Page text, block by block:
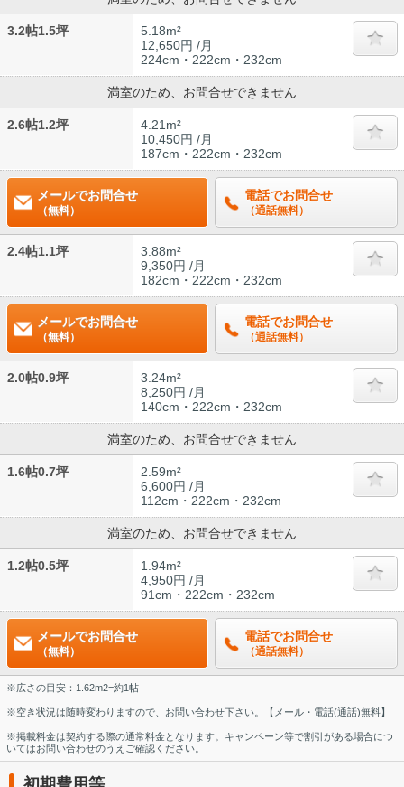
3.2帖1.5坪
5.18m²
12,650円 /月
224cm・222cm・232cm
満室のため、お問合せできません
2.6帖1.2坪
4.21m²
10,450円 /月
187cm・222cm・232cm
メールでお問合せ
（無料）
電話でお問合せ
（通話無料）
2.4帖1.1坪
3.88m²
9,350円 /月
182cm・222cm・232cm
メールでお問合せ
（無料）
電話でお問合せ
（通話無料）
2.0帖0.9坪
3.24m²
8,250円 /月
140cm・222cm・232cm
満室のため、お問合せできません
1.6帖0.7坪
2.59m²
6,600円 /月
112cm・222cm・232cm
満室のため、お問合せできません
1.2帖0.5坪
1.94m²
4,950円 /月
91cm・222cm・232cm
メールでお問合せ
（無料）
電話でお問合せ
（通話無料）
※広さの目安：1.62m2=約1帖
※空き状況は随時変わりますので、お問い合わせ下さい。【メール・電話(通話)無料】
※掲載料金は契約する際の通常料金となります。キャンペーン等で割引がある場合につ
いてはお問い合わせのうえご確認ください。